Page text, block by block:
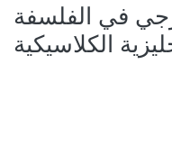
في الفلسفة
الكلاسيكية